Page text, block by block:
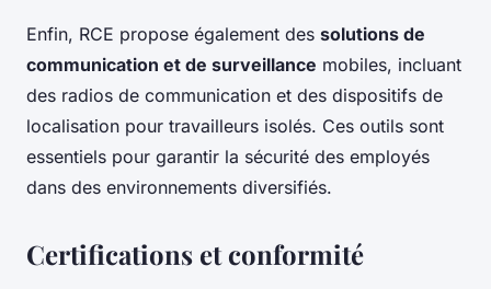
Enfin, RCE propose également des solutions de
communication et de surveillance mobiles, incluant
des radios de communication et des dispositifs de
localisation pour travailleurs isolés. Ces outils sont
essentiels pour garantir la sécurité des employés
dans des environnements diversifiés.
Certifications et conformité